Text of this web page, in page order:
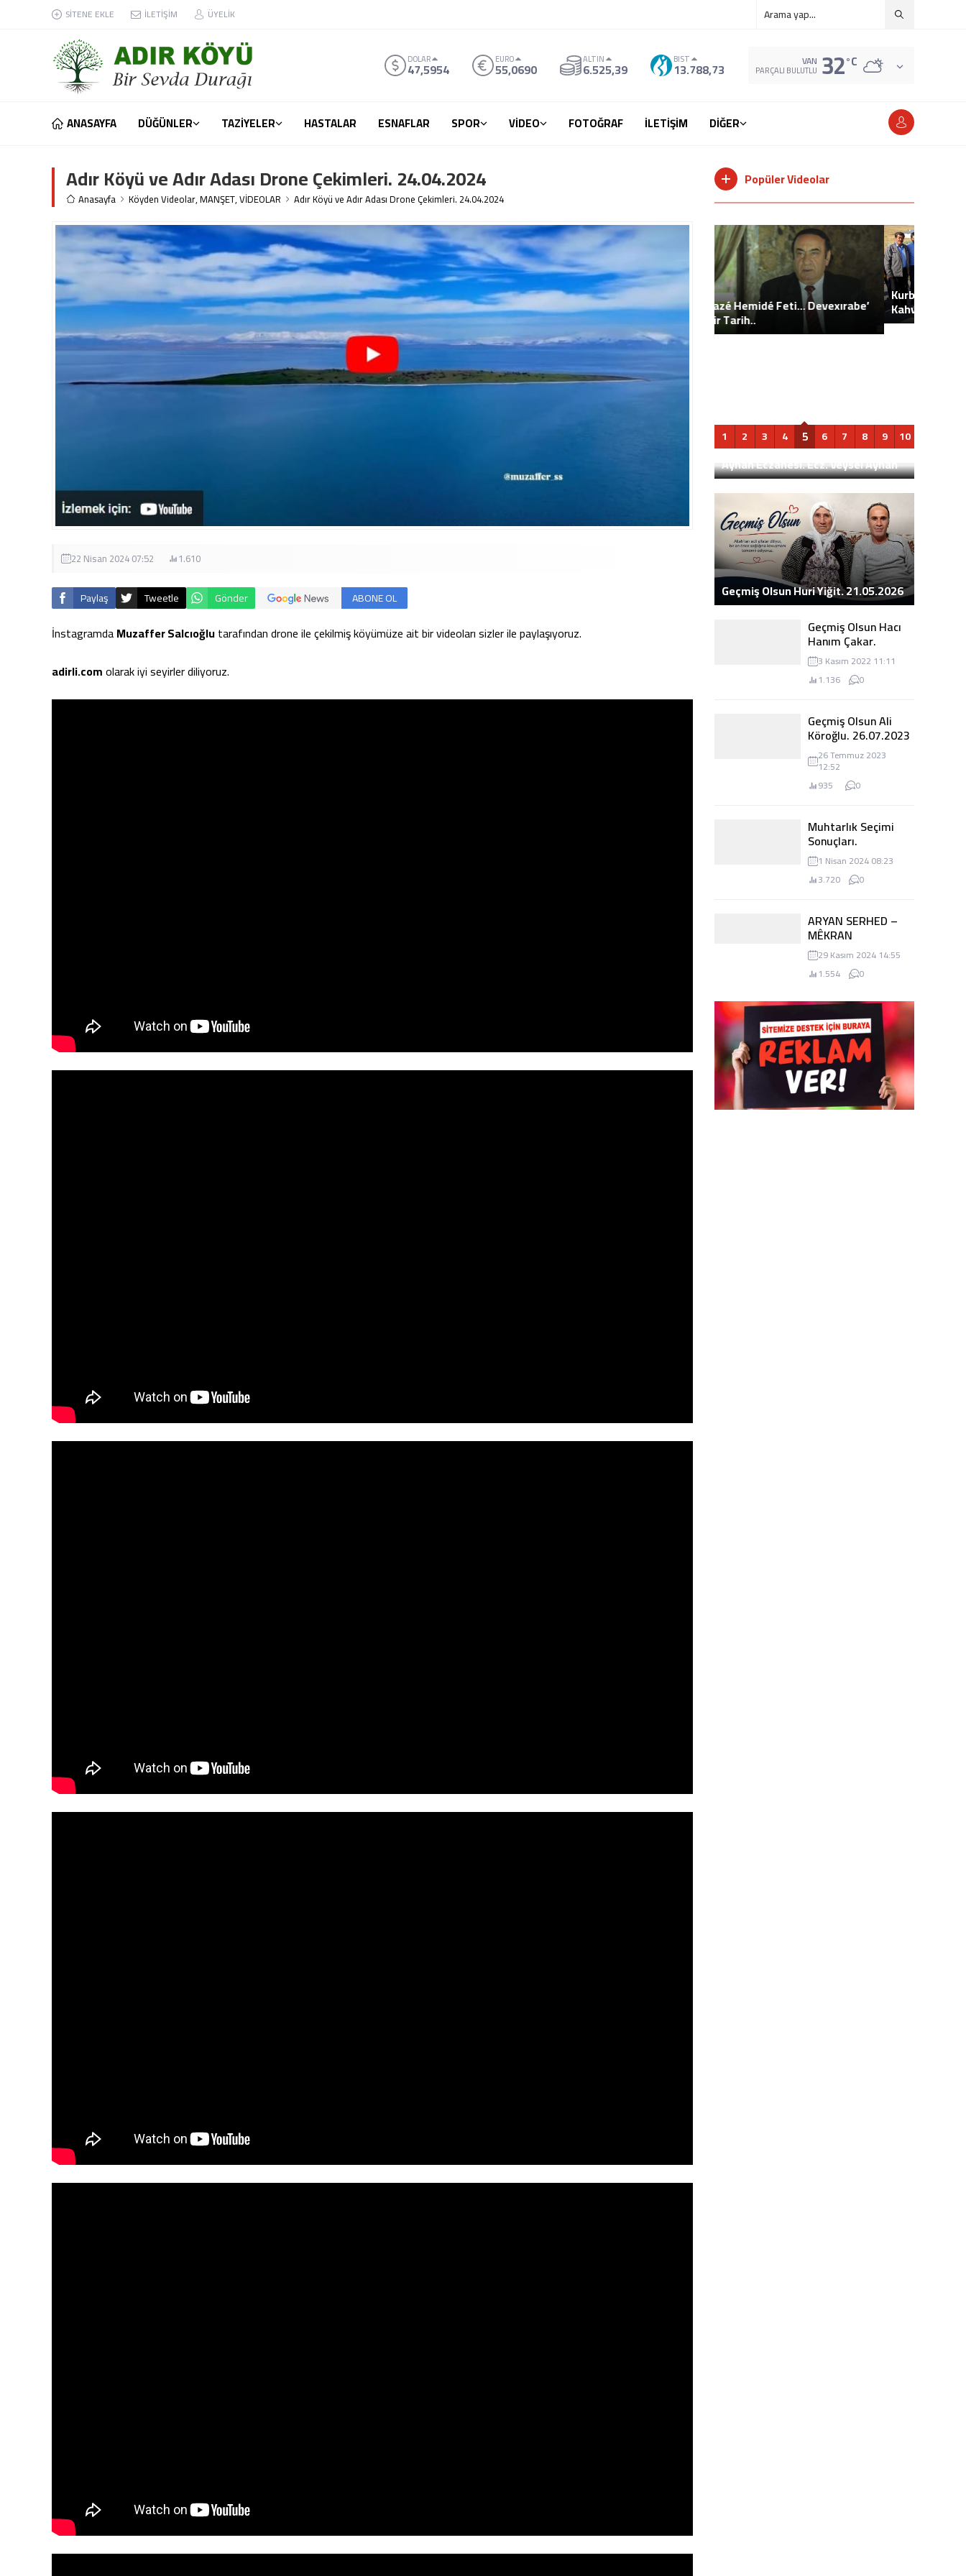
SİTENE EKLE İLETİŞİM ÜYELİK
DOLAR
47,5954 EURO
55,0690 ALTIN
6.525,39 BIST
13.788,73 VAN
PARÇALI BULUTLU 32°C
ANASAYFA DÜĞÜNLER TAZİYELER HASTALAR ESNAFLAR SPOR VİDEO FOTOĞRAF İLETİŞİM DİĞER
Adır Köyü ve Adır Adası Drone Çekimleri. 24.04.2024
Anasayfa Köyden Videolar,MANŞET,VİDEOLAR Adır Köyü ve Adır Adası Drone Çekimleri. 24.04.2024
22 Nisan 2024 07:52 1.610
Paylaş Tweetle Gönder ABONE OL
İnstagramdaMuzaffer Salcıoğlutarafından drone ile çekilmiş köyümüze ait bir videoları sizler ile paylaşıyoruz.
adirli.comolarak iyi seyirler diliyoruz.
Popüler Videolar
Yıldırım ve Altın Palas Düğün ve Kongre
Salonu. Murat Çelik. 11.03.2024 Göl, Tekne ve Adır Köyü. 01.10.2022
Kinyazé Hemidé Feti… Devexırabe’
de Bir Tarih..
Kurban Bayramı Namazına ve
Kahvaltısına Davet… Muhtar
Mahmut Koltas
Geçmiş Olsun Huri Yiğit. 21.05.2026
Geçmiş Olsun Hacı
Hanım Çakar.
02.11.2022
3 Kasım 2022 11:11
1.136
0
Geçmiş Olsun Ali
Köroğlu. 26.07.2023
26 Temmuz 2023
12:52
Muhtarlık Seçimi
Sonuçları.
31.03.2024
1 Nisan 2024 08:23
3.720
0
ARYAN SERHED –
MÊKRAN
29 Kasım 2024 14:55
1.554
0